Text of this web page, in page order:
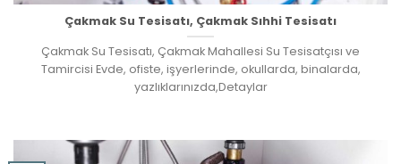
Çakmak Su Tesisatı, Çakmak Sıhhi Tesisatı
Çakmak Su Tesisatı, Çakmak Mahallesi Su Tesisatçısı ve
Tamircisi Evde, ofiste, işyerlerinde, okullarda, binalarda,
yazlıklarınızda,Detaylar